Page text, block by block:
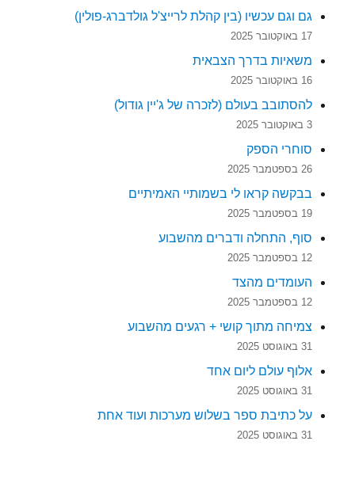
גם וגם עכשיו (בין קהלת לרייצ'ל גולדברג-פולין)
17 באוקטובר 2025
משאיות בדרך הצבאית
16 באוקטובר 2025
להסתובב בעולם (לזכרה של ג'יין גודול)
3 באוקטובר 2025
סוחרי הספק
26 בספטמבר 2025
בבקשה קראו לי בשמותיי האמיתיים
19 בספטמבר 2025
סוף, התחלה ודברים מהשבוע
12 בספטמבר 2025
העומדים מהצד
12 בספטמבר 2025
צמיחה מתוך קושי + רגעים מהשבוע
31 באוגוסט 2025
אלוף עולם ליום אחד
31 באוגוסט 2025
על כתיבת ספר בשלוש מערכות ועוד אחת
31 באוגוסט 2025